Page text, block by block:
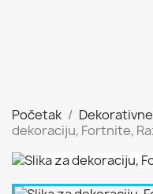
Početak
dekoraciju, Fortnite,